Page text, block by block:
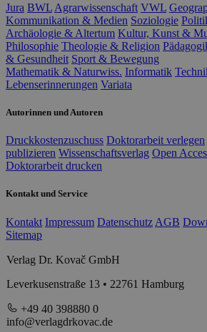
Jura BWL Agrarwissenschaft VWL
Kommunikation & Medien Soziologie
Archäologie & Altertum Kultur, Kunst &
Philosophie Theologie & Religion
& Gesundheit Sport & Bewegung
Mathematik & Naturwiss. Informatik
Lebenserinnerungen Variata
Autorinnen und Autoren
Druckkostenzuschuss Doktorarbeit verlegen
publizieren Wissenschaftsverlag Open
Doktorarbeit drucken
Kontakt und Service
Kontakt Impressum Datenschutz AGB
Sitemap
Verlag Dr. Kovač GmbH
Leverkusenstraße 13 • 22761 Hamburg
+49 40 398880 0
info@verlagdrkovac.de